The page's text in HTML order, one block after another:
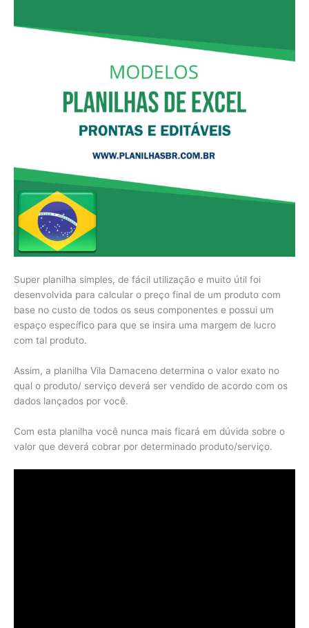
Super planilha simples, de fácil utilização e muito útil foi
desenvolvida para calcular o preço final de um produto com
base no custo de todos os seus componentes e possui um
espaço específico para que se insira uma margem de lucro
com tal produto.
Assim, a planilha Vila Damaceno determina o valor exato no
qual o produto/ serviço deverá ser vendido de acordo com os
dados lançados por você.
Com esta planilha você nunca mais ficará em dúvida sobre o
valor que deverá cobrar por determinado produto/serviço.